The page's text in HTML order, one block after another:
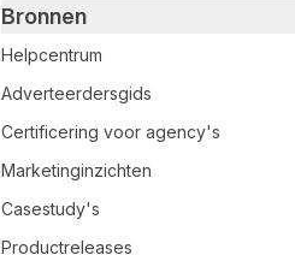
Bronnen
Helpcentrum
Adverteerdersgids
Certificering voor agency's
Marketinginzichten
Casestudy's
Productreleases